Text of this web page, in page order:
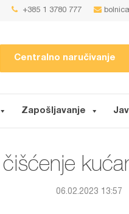
+385 1 3780 777
Centralno naručivanje
Zapošljavanje
06.02.2023 13:57